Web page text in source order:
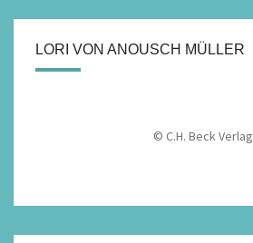
LORI VON ANOUSCH MÜLLER
© C.H. Beck Verlag